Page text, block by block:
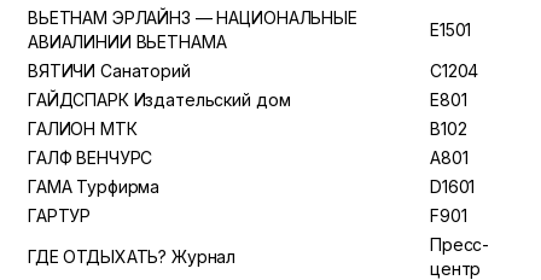
ВЬЕТНАМ ЭРЛАЙНЗ — НАЦИОНАЛЬНЫЕ
АВИАЛИНИИ ВЬЕТНАМА
E1501
ВЯТИЧИ Санаторий
C1204
ГАЙДСПАРК Издательский дом
E801
ГАЛИОН МТК
B102
ГАЛФ ВЕНЧУРС
A801
ГАМА Турфирма
D1601
ГАРТУР
F901
ГДЕ ОТДЫХАТЬ? Журнал
Пресс-
центр